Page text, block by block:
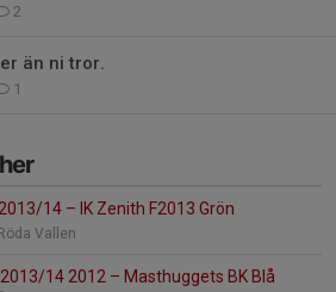
2
än ni tror.
1
14 – IK Zenith F2013 Grön
Vallen
14 2012 – Masthuggets BK Blå